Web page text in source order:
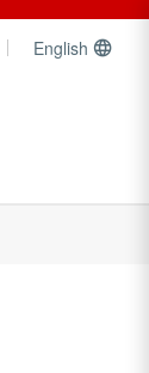
English